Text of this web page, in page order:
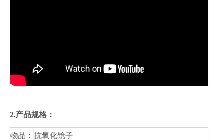
2.产品规格：
物品： 抗氧化镜子